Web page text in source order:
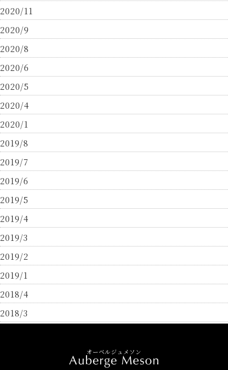
2020/11
2020/9
2020/8
2020/6
2020/5
2020/4
2020/1
2019/8
2019/7
2019/6
2019/5
2019/4
2019/3
2019/2
2019/1
2018/4
2018/3
オーベルジュメソン